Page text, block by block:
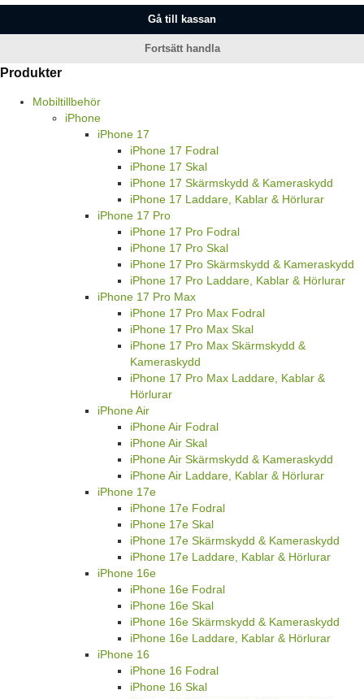
Gå till kassan
Fortsätt handla
Produkter
Mobiltillbehör
iPhone
iPhone 17
iPhone 17 Fodral
iPhone 17 Skal
iPhone 17 Skärmskydd & Kameraskydd
iPhone 17 Laddare, Kablar & Hörlurar
iPhone 17 Pro
iPhone 17 Pro Fodral
iPhone 17 Pro Skal
iPhone 17 Pro Skärmskydd & Kameraskydd
iPhone 17 Pro Laddare, Kablar & Hörlurar
iPhone 17 Pro Max
iPhone 17 Pro Max Fodral
iPhone 17 Pro Max Skal
iPhone 17 Pro Max Skärmskydd &
Kameraskydd
iPhone 17 Pro Max Laddare, Kablar &
Hörlurar
iPhone Air
iPhone Air Fodral
iPhone Air Skal
iPhone Air Skärmskydd & Kameraskydd
iPhone Air Laddare, Kablar & Hörlurar
iPhone 17e
iPhone 17e Fodral
iPhone 17e Skal
iPhone 17e Skärmskydd & Kameraskydd
iPhone 17e Laddare, Kablar & Hörlurar
iPhone 16e
iPhone 16e Fodral
iPhone 16e Skal
iPhone 16e Skärmskydd & Kameraskydd
iPhone 16e Laddare, Kablar & Hörlurar
iPhone 16
iPhone 16 Fodral
iPhone 16 Skal